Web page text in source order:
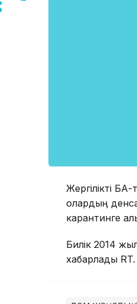
Жергілікті
олардың
карантинге
Билік 2014
хабарлады RT.